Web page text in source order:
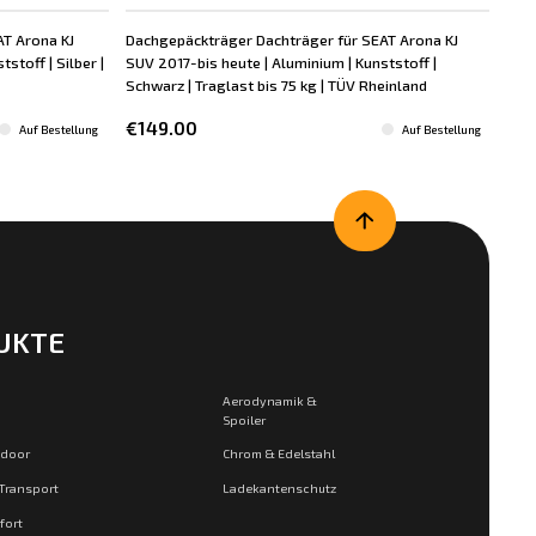
Arona KJ
| Silber |
Auf Bestellung
Dachgepäckträger Dachträger für SEAT Arona KJ
SUV 2017-bis heute | Aluminium | Kunststoff |
Schwarz | Traglast bis 75 kg | TÜV Rheinland
€149.00 Auf Bestellung
Aerodynamik &
Spoiler
Chrom & Edelstahl
Ladekantenschutz